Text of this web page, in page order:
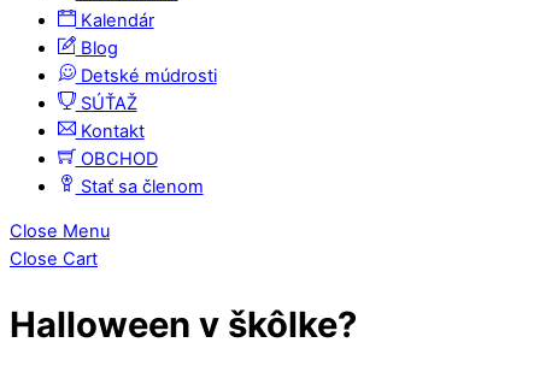
Kalendár
Blog
Detské múdrosti
SÚŤAŽ
Kontakt
OBCHOD
Stať sa členom
Close Menu
Close Cart
Halloween v škôlke?